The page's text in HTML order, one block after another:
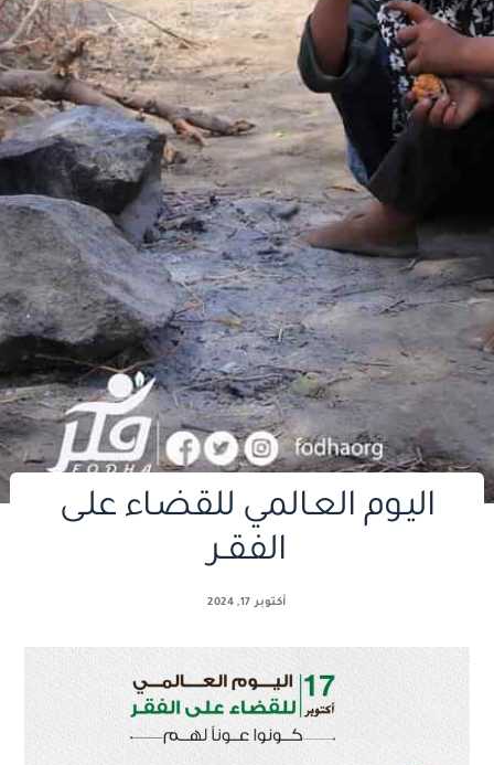
اليـوم العـالمي للقضـاء علـى
الفقــر
أكتوبر 17, 2024